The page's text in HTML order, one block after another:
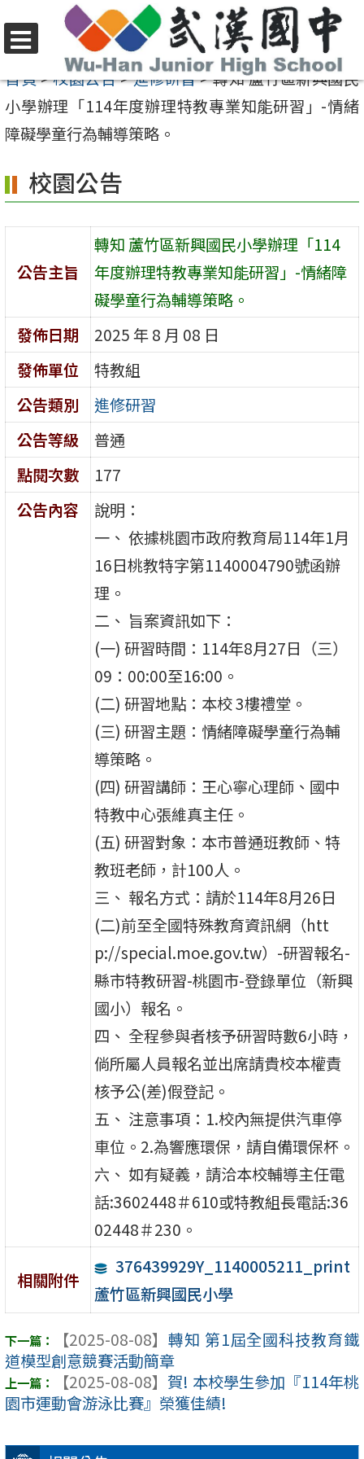
至
要
內
區
選
單
首頁>校園公告>進修研習>轉知 蘆竹區新興國民
小學辦理「114年度辦理特教專業知能研習」-情緒
障礙學童行為輔導策略。
校園公告
公告主旨
轉知 蘆竹區新興國民小學辦理「114
年度辦理特教專業知能研習」-情緒障
礙學童行為輔導策略。
發佈日期
2025 年 8 月 08 日
發佈單位
特教組
公告類別
進修研習
公告等級
普通
點閱次數
177
公告內容
說明：
一、 依據桃園市政府教育局114年1月
16日桃教特字第1140004790號函辦
理。
二、 旨案資訊如下：
(一) 研習時間：114年8月27日（三）
09：00:00至16:00。
(二) 研習地點：本校 3樓禮堂。
(三) 研習主題：情緒障礙學童行為輔
導策略。
(四) 研習講師：王心寧心理師、國中
特教中心張維真主任。
(五) 研習對象：本市普通班教師、特
教班老師，計100人。
三、 報名方式：請於114年8月26日
(二)前至全國特殊教育資訊網（htt
p://special.moe.gov.tw）-研習報名-
縣市特教研習-桃園市-登錄單位（新興
國小）報名。
四、 全程參與者核予研習時數6小時，
倘所屬人員報名並出席請貴校本權責
核予公(差)假登記。
五、 注意事項：1.校內無提供汽車停
車位。2.為響應環保，請自備環保杯。
六、 如有疑義，請洽本校輔導主任電
話:3602448＃610或特教組長電話:36
02448＃230。
相關附件
376439929Y_1140005211_print
蘆竹區新興國民小學
【2025-08-08】 轉知 第1屆全國科技教育鐵
道模型創意競賽活動簡章
【2025-08-08】 賀! 本校學生參加『114年桃
園市運動會游泳比賽』榮獲佳績!